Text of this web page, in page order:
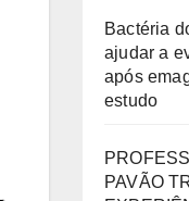
Bactéria
ajudar a
após
estudo
PAVÃO